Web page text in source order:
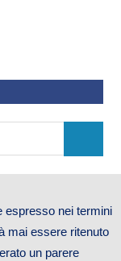
espresso nei termini
mai essere ritenuto
un parere